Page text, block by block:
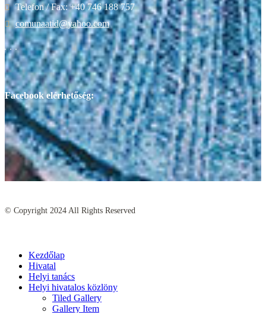
Telefon / Fax: +40 746 188 757
comunaatid@yahoo.com
Facebook elérhetőség:
© Copyright 2024 All Rights Reserved
Kezdőlap
Hivatal
Helyi tanács
Helyi hivatalos közlöny
Tiled Gallery
Gallery Item